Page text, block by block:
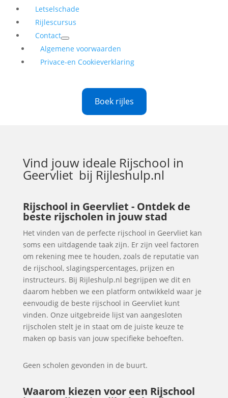
Letselschade
Rijlescursus
Contact
Algemene voorwaarden
Privace-en Cookieverklaring
Boek rijles
Vind jouw ideale Rijschool in
Geervliet bij Rijleshulp.nl
Rijschool in Geervliet - Ontdek de
beste rijscholen in jouw stad
Het vinden van de perfecte rijschool in Geervliet kan
soms een uitdagende taak zijn. Er zijn veel factoren
om rekening mee te houden, zoals de reputatie van
de rijschool, slagingspercentages, prijzen en
instructeurs. Bij Rijleshulp.nl begrijpen we dit en
daarom hebben we een platform ontwikkeld waar je
eenvoudig de beste rijschool in Geervliet kunt
vinden. Onze uitgebreide lijst van aangesloten
rijscholen stelt je in staat om de juiste keuze te
maken op basis van jouw specifieke behoeften.
Geen scholen gevonden in de buurt.
Waarom kiezen voor een Rijschool